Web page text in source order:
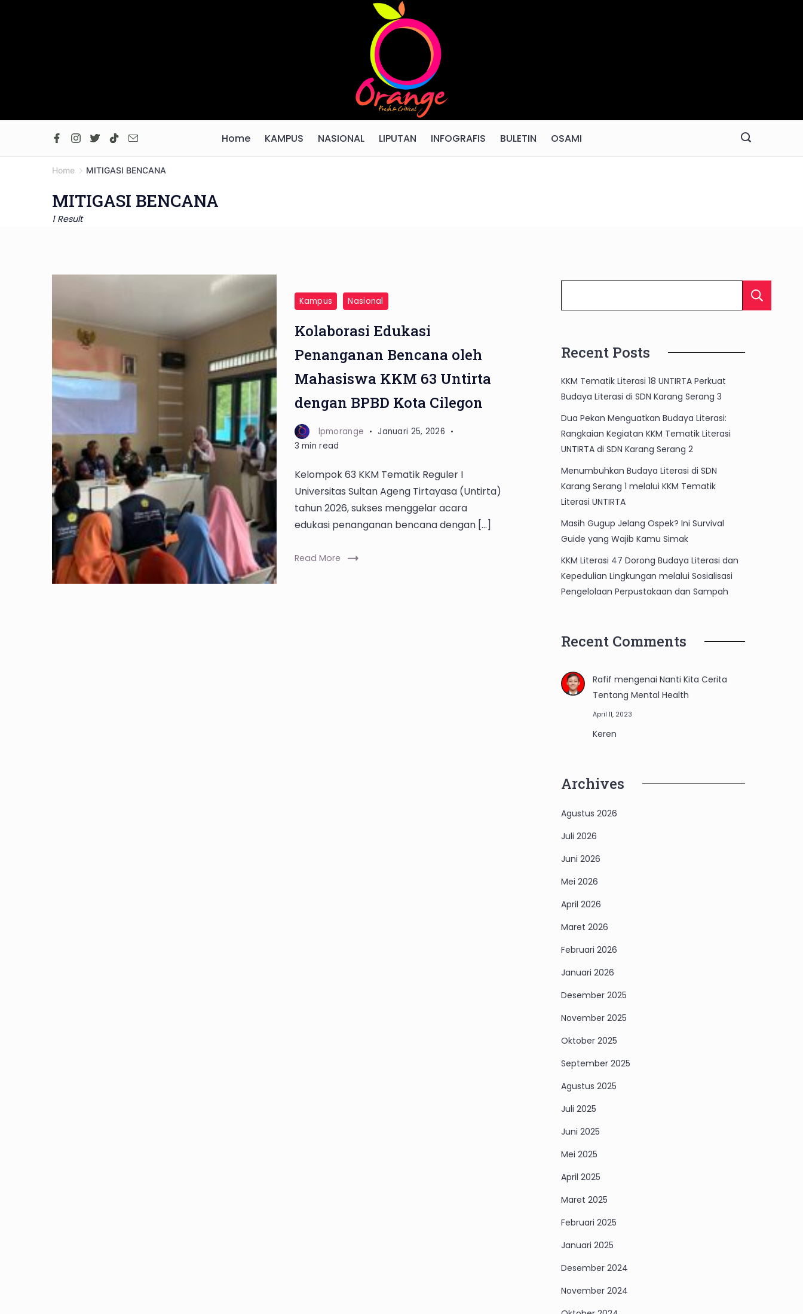
Home KAMPUS NASIONAL LIPUTAN INFOGRAFIS BULETIN OSAMI
Home MITIGASI BENCANA
MITIGASI BENCANA
1 Result
Kampus Nasional
Kolaborasi Edukasi
Penanganan Bencana oleh
Mahasiswa KKM 63 Untirta
dengan BPBD Kota Cilegon
lpmorange
Januari 25, 2026
3 min read
Kelompok 63 KKM Tematik Reguler I
Universitas Sultan Ageng Tirtayasa (Untirta)
tahun 2026, sukses menggelar acara
edukasi penanganan bencana dengan […]
Read More
Recent Posts
KKM Tematik Literasi 18 UNTIRTA Perkuat
Budaya Literasi di SDN Karang Serang 3
Dua Pekan Menguatkan Budaya Literasi:
Rangkaian Kegiatan KKM Tematik Literasi
UNTIRTA di SDN Karang Serang 2
Menumbuhkan Budaya Literasi di SDN
Karang Serang 1 melalui KKM Tematik
Literasi UNTIRTA
Masih Gugup Jelang Ospek? Ini Survival
Guide yang Wajib Kamu Simak
KKM Literasi 47 Dorong Budaya Literasi dan
Kepedulian Lingkungan melalui Sosialisasi
Pengelolaan Perpustakaan dan Sampah
Recent Comments
Rafif mengenaiNanti Kita Cerita
Tentang Mental Health
April 11, 2023
Keren
Archives
Agustus 2026
Juli 2026
Juni 2026
Mei 2026
April 2026
Maret 2026
Februari 2026
Januari 2026
Desember 2025
November 2025
Oktober 2025
September 2025
Agustus 2025
Juli 2025
Juni 2025
Mei 2025
April 2025
Maret 2025
Februari 2025
Januari 2025
Desember 2024
November 2024